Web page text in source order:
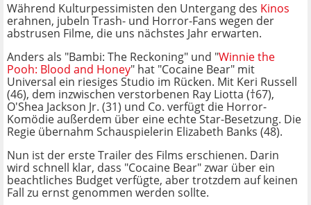
Während Kulturpessimisten den Untergang des Kinos
erahnen, jubeln Trash- und Horror-Fans wegen der
abstrusen Filme, die uns nächstes Jahr erwarten.
Anders als "Bambi: The Reckoning" und "Winnie the
Pooh: Blood and Honey" hat "Cocaine Bear" mit
Universal ein riesiges Studio im Rücken. Mit Keri Russell
(46), dem inzwischen verstorbenen Ray Liotta (†67),
O'Shea Jackson Jr. (31) und Co. verfügt die Horror-
Komödie außerdem über eine echte Star-Besetzung. Die
Regie übernahm Schauspielerin Elizabeth Banks (48).
Nun ist der erste Trailer des Films erschienen. Darin
wird schnell klar, dass "Cocaine Bear" zwar über ein
beachtliches Budget verfügte, aber trotzdem auf keinen
Fall zu ernst genommen werden sollte.